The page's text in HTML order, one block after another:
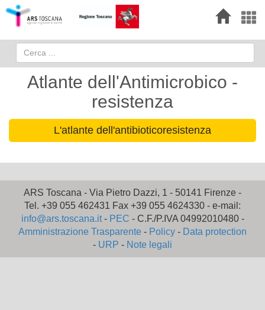
Atlante dell'Antimicrobico -
resistenza
L'atlante dell'antibioticoresistenza
ARS Toscana - Via Pietro Dazzi, 1 - 50141 Firenze -
Tel. +39 055 462431 Fax +39 055 4624330 - e-mail:
info@ars.toscana.it- PEC - C.F./P.IVA 04992010480 -
Amministrazione Trasparente - Policy - Data protection
- URP - Note legali